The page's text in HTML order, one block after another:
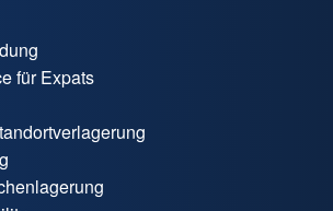
für Expats